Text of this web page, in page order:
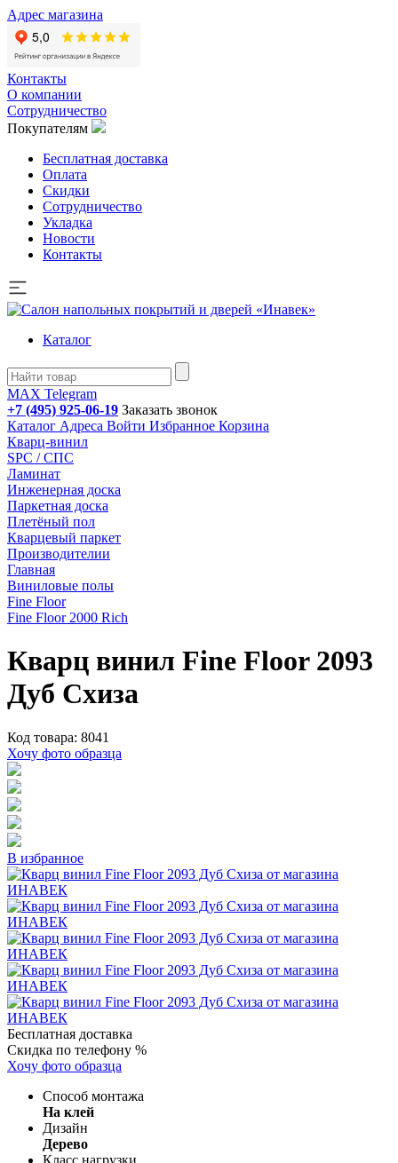
Адрес магазина
Контакты
О компании
Сотрудничество
Покупателям
Бесплатная доставка
Оплата
Скидки
Сотрудничество
Укладка
Новости
Контакты
Каталог
MAX Telegram
+7 (495) 925-06-19 Заказать звонок
Каталог Адреса Войти Избранное Корзина
Кварц-винил
SPC / СПС
Ламинат
Инженерная доска
Паркетная доска
Плетёный пол
Кварцевый паркет
Производителии
Главная
Виниловые полы
Fine Floor
Fine Floor 2000 Rich
Кварц винил Fine Floor 2093
Дуб Схиза
Код товара: 8041
Хочу фото образца
В избранное
Бесплатная доставка
Скидка по телефону %
Хочу фото образца
Способ монтажа
На клей
Дизайн
Дерево
Класс нагрузки